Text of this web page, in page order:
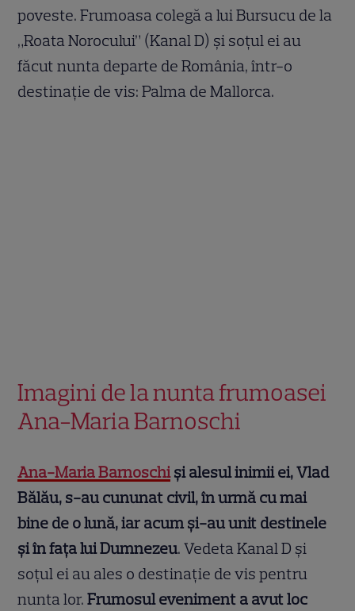
poveste. Frumoasa colegă a lui Bursucu de la
„Roata Norocului” (Kanal D) și soțul ei au
făcut nunta departe de România, într-o
destinație de vis: Palma de Mallorca.
Imagini de la nunta frumoasei
Ana-Maria Barnoschi
Ana-Maria Barnoschiși alesul inimii ei, Vlad
Bălău, s-au cununat civil, în urmă cu mai
bine de o lună, iar acum și-au unit destinele
și în fața lui Dumnezeu. Vedeta Kanal D și
soțul ei au ales o destinație de vis pentru
nunta lor.Frumosul eveniment a avut loc